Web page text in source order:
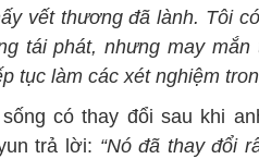
vết thương đã lành. Tôi
tái phát, nhưng may mắn
tục làm các xét nghiệm
có thay đổi sau khi
trả lời: “Nó đã thay đổi